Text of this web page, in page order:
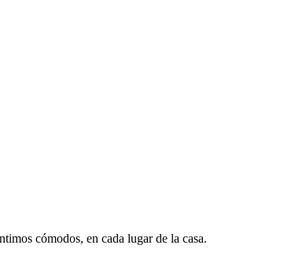
cómodos, en cada lugar de la casa.